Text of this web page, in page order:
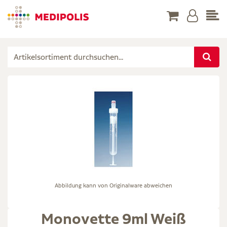
Abbildung kann von Originalware abweichen
Monovette 9ml Weiß